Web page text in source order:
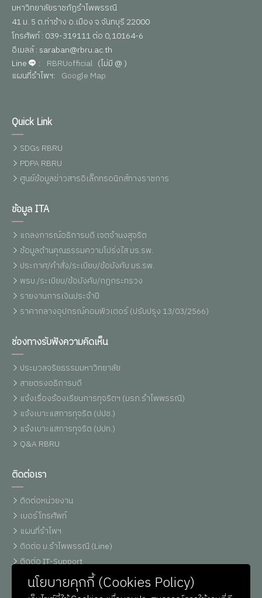
มหาวิทยาลัยราชภัฏรำไพพรรณี
41 ม. 5 ต.ท่าช้าง อ.เมือง จ.จันทบุรี 22000
โทรศัพท์ : 039-319111 ต่อ 0,10164-6
อีเมลล์ : saraban@rbru.ac.th
Line
: RBRUofficial (ไม่มี @ )
แผนที่รำไพฯ: Google Map
Quick Link
SDGs RBRU
PDPA RBRU
ศูนย์ข้อมูลข่าวสารอิเล็กทรอนิกส์ทางราชการ
ข้อมูล ITA
แถลงการณ์อธิการบดี เจตจำนงสุจริต
ข้อมูลด้านคุณธรรมความโปร่งใส มร.รพ.
ประกาศ/คำสั่ง/ระเบียบ/ข้อบังคับ มร.รพ.
พรบ./ระเบียบ/ข้อบังคับ/กฏกระทรวง
รายงานการเงินประจำปี
ราคากลางอุปกรณ์คอมพิวเตอร์ (ปรับปรุง 13/03/2566)
ช่องทางรับฟังความคิดเห็น
ประมวลจริยธรรมมหาวิทยาลัย
สายตรงอธิการบดี
แจ้งเรื่องร้องเรียนการทุจริตฯ (มรภ.รำไพพรรณี)
แจ้งเบาะแสการทุจริต (ปปช.)
แจ้งเบาะแสการทุจริต (ปปท.)
Q&A RBRU
ติดต่อเรา
ติดต่อหน่วยงาน
เบอร์โทรศัพท์
แผนที่รำไพฯ
ติดต่อ ม.รำไพพรรณี (Line)
ติดต่อ IT-Support
หน่วยประชาสัมพันธ์
นโยบายคุกกี้ (Cookies Policy)